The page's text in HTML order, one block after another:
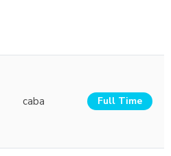
caba Full Time